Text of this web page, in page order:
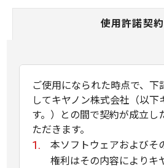
使用許諾契
ご使用になられた時点で、下
してキヤノン株式会社（以下
す。）との間で契約が成立し
ただきます。
本ソフトウェアおよびそ
権利はその内容によりキ